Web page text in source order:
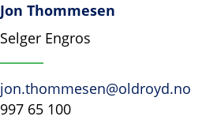
Jon Thommesen
Selger Engros
jon.thommesen@oldroyd.no
997 65 100